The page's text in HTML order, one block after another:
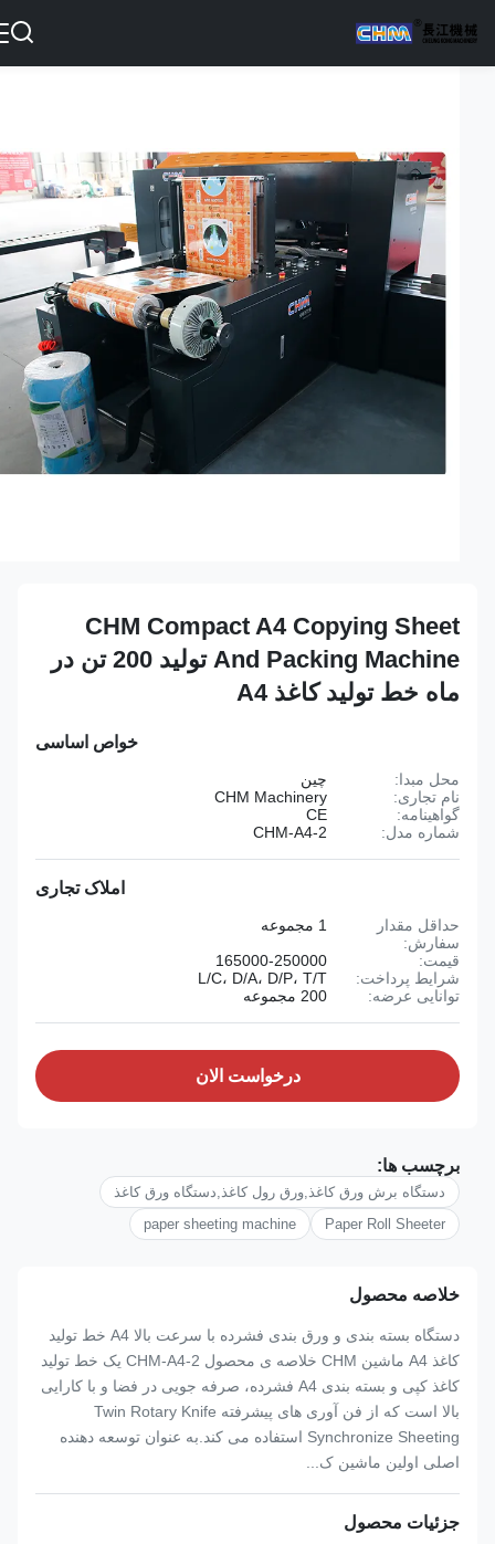
CHM Compact A4 Copying Sheet
And Packing Machine تولید 200 تن در
ماه خط تولید کاغذ A4
خواص اساسی
محل مبدا:
نام تجاری:
CHM Machinery
گواهینامه:
شماره مدل:
CHM-A4-2
املاک تجاری
حداقل مقدار
سفارش:
قیمت:
165000-250000
شرایط پرداخت:
L/C، D/A، D/P، T/T
توانایی عرضه:
درخواست الان
برچسب ها:
دستگاه برش ورق کاغذ,ورق رول کاغذ,دستگاه ورق کاغذ
Paper Roll Sheeter
paper sheeting machine
خلاصه محصول
دستگاه بسته بندی و ورق بندی فشرده با سرعت بالا A4 خط تولید
کاغذ A4 ماشین CHM خلاصه ی محصول CHM-A4-2 یک خط تولید
کاغذ کپی و بسته بندی A4 فشرده، صرفه جویی در فضا و با کارایی
بالا است که از فن آوری های پیشرفته Twin Rotary Knife
Synchronize Sheeting استفاده می کند.به عنوان توسعه دهنده
اصلی اولین ماشین ک...
جزئیات محصول